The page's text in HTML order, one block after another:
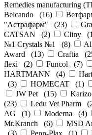
Remedies manufacturing
Belcando (16)
"Астрафарм" (23)
CATSAN (2) Cliny (
№1 Crystals №1
(8)
Award (13) Craftia (
flexi (2) Funcol (7)
HARTMANN (4)
(3) HOMECAT (1)
JW Pet (15)
(23) Ledu Vet Pharm (
AG (1) Moderna (4)
Mr.Kranch (6) MSD